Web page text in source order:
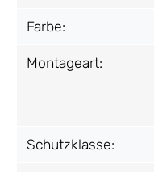
Farbe:
Montageart:
Schutzklasse: